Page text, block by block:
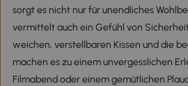
sorgt es nicht nur für unendliches
vermittelt auch ein Gefühl von
weichen, verstellbaren Kissen und die
machen es zu einem unvergesslichen
Filmabend oder einem gemütlichen